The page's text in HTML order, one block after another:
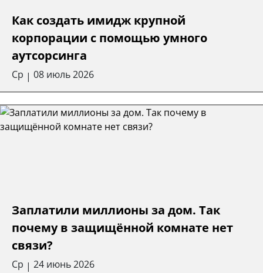
Как создать имидж крупной
корпорации с помощью умного
аутсорсинга
Ср | 08 июль 2026
Заплатили миллионы за дом. Так
почему в защищённой комнате нет
связи?
Ср | 24 июнь 2026